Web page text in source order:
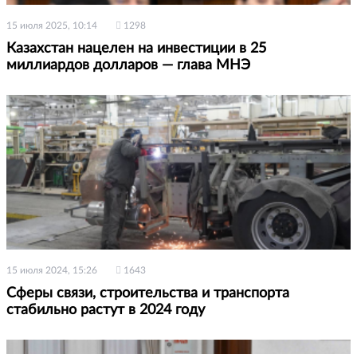
15 июля 2025, 10:14 1298
Казахстан нацелен на инвестиции в 25
миллиардов долларов — глава МНЭ
15 июля 2024, 15:26 1643
Сферы связи, строительства и транспорта
стабильно растут в 2024 году